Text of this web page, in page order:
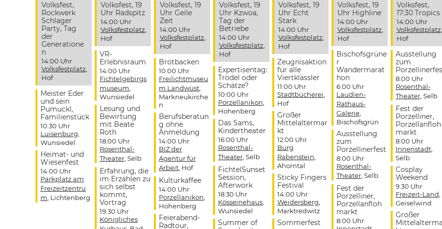
Volksfest,
Rockwerk
Schlager
Party, Tag
der
Generatione
n
14:00 Uhr
Volksfestplatz,
Hof
Meister Eder
und sein
Pumuckl,
Familienstück
10:30 Uhr
Luisenburg,
Wunsiedel
Heimat- und
Wiesenfest
14:00 Uhr
Parkplatz am
Freizeitzentru
m, Lichtenberg
Volksfest, 19
Uhr Radspitz
14:00 Uhr
Volksfestplatz,
Hof
VR-
Erlebnisraum
14:00 Uhr
Fichtelgebirgs
museum,
Wunsiedel
Lesung und
Bewirtung
mit Beate
Roth
18:00 Uhr
Rosenthal-
Theater, Selb
Erfahrung, die
im Erzählen zu
sich selbst
kommt,
Vortrag
19:30 Uhr
Königliches
Volksfest, 19
Uhr Geile
Zeit
14:00 Uhr
Volksfestplatz,
Hof
Brotbacken
10:00 Uhr
Freilichtmuseu
m Landwüst,
Markneukirche
n
Berufsberatun
g ohne
Anmeldung
14:00 Uhr
BIZ der
Agentur für
Arbeit, Hof
Kulturkaffee
14:00 Uhr
Porzellanikon,
Hohenberg
Feierabend-
Radtour,
Volksfest, 19
Uhr Kzwoa,
Tag der
Betriebe
14:00 Uhr
Volksfestplatz,
Hof
Expertisentag:
Trödel oder
Schätze?
10:00 Uhr
Porzellanikon,
Hohenberg
Das Sams,
Kindertheater
16:00 Uhr
Rosenthal-
Theater, Selb
FichtelSunset
Session,
Afterwork
18:30 Uhr
Kösseinehaus,
Wunsiedel
Summer of
Volksfest, 19
Uhr Echt
Stark
14:00 Uhr
Volksfestplatz,
Hof
Zeugnisaktion
für alle
Viertklässler
11:00 Uhr
Stadtbücherei,
Hof
Großer
Mittelaltermar
kt
12:00 Uhr
Burg
Rabenstein,
Ahorntal
Sticky Fingers
Festival
14:00 Uhr
Weidersberg,
Marktredwitz
Sommerfest
Volksfest, 19
Uhr Highline
14:00 Uhr
Volksfestplatz,
Hof
Bischofsgrüne
r
Wandermarat
hon
6:00 Uhr
Laudien-
Rathaus-
Galerie,
Bischofsgrün
Ausstellung
zum
Porzellinerfest
8:00 Uhr
Rosenthal-
Theater, Selb
Fest der
Porzelliner,
Porzellanfloh
markt
8:00 Uhr
Volksfest,
17:30 Tropics
14:00 Uhr
Volksfestplatz,
Hof
Ausstellung
zum
8:00 Uhr
Rosenthal-
Theater, Selb
Fest der
Porzelliner,
Porzellanfloh
markt
8:00 Uhr
Innenstadt,
Selb
Cosplay
Weekend
9:30 Uhr
Freizeit-Land,
Geiselwind
Großer